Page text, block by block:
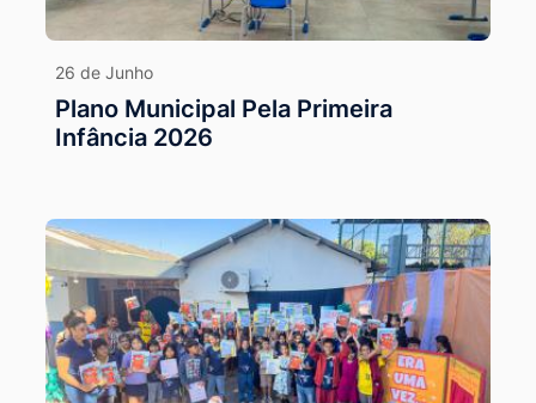
26 de Junho
Plano Municipal Pela Primeira
Infância 2026